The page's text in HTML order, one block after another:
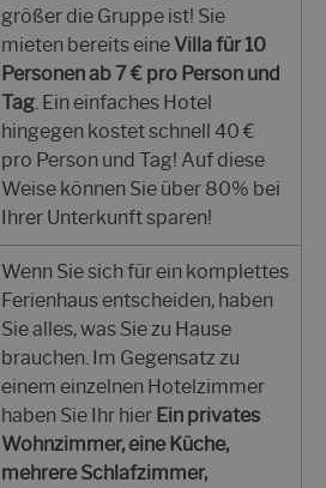
größer die Gruppe ist! Sie
mieten bereits eine Villa für 10
Personen ab 7 € pro Person und
Tag. Ein einfaches Hotel
hingegen kostet schnell 40 €
pro Person und Tag! Auf diese
Weise können Sie über 80% bei
Ihrer Unterkunft sparen!
Wenn Sie sich für ein komplettes
Ferienhaus entscheiden, haben
Sie alles, was Sie zu Hause
brauchen. Im Gegensatz zu
einem einzelnen Hotelzimmer
haben Sie Ihr hier Ein privates
Wohnzimmer, eine Küche,
mehrere Schlafzimmer,